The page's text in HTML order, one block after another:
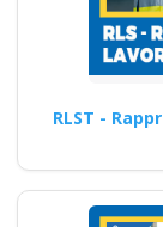
RLST -